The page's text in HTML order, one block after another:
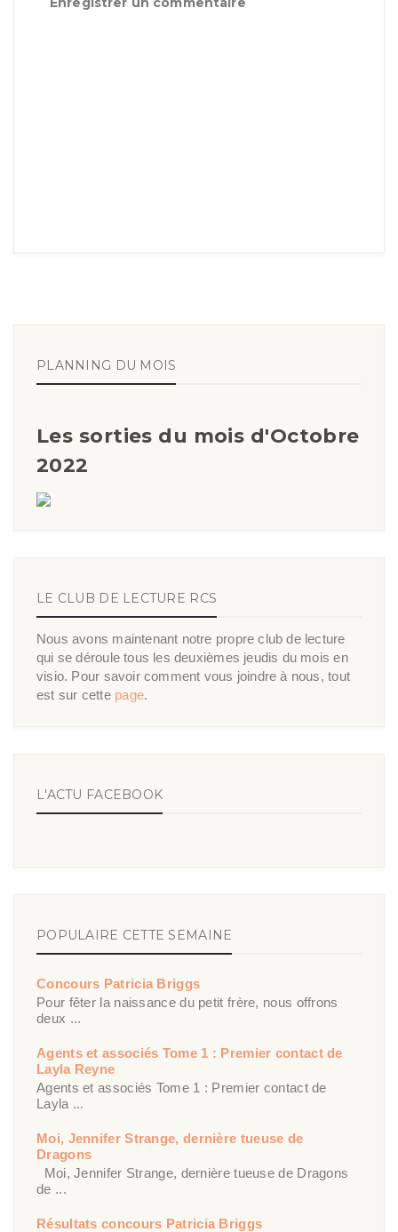
PLANNING DU MOIS
Les sorties du mois d'Octobre
2022
LE CLUB DE LECTURE RCS
Nous avons maintenant notre propre club de lecture
qui se déroule tous les deuxièmes jeudis du mois en
visio. Pour savoir comment vous joindre à nous, tout
est sur cette page.
L'ACTU FACEBOOK
POPULAIRE CETTE SEMAINE
Concours Patricia Briggs
Pour fêter la naissance du petit frère, nous offrons
deux ...
Agents et associés Tome 1 : Premier contact de
Layla Reyne
Agents et associés Tome 1 : Premier contact de
Layla ...
Moi, Jennifer Strange, dernière tueuse de
Dragons
Moi, Jennifer Strange, dernière tueuse de Dragons
de ...
Résultats concours Patricia Briggs